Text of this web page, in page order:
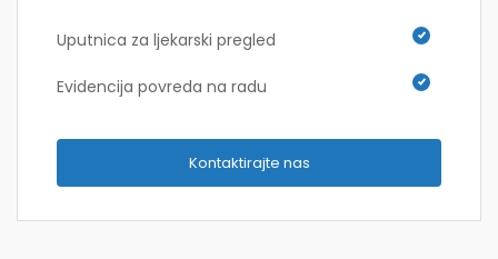
Uputnica za ljekarski pregled
Evidencija povreda na radu
Kontaktirajte nas